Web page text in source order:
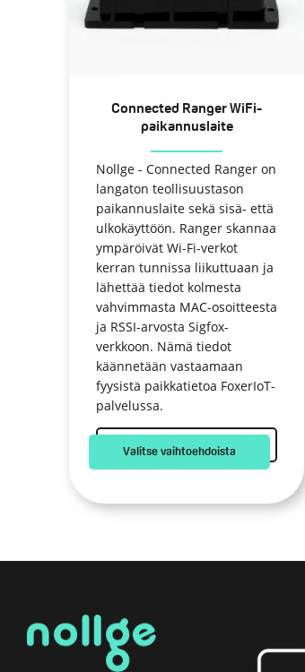
Connected Ranger WiFi-
paikannuslaite
Nollge - Connected Ranger on
langaton teollisuustason
paikannuslaite sekä sisä- että
ulkokäyttöön. Ranger skannaa
ympäröivät Wi-Fi-verkot
kerran tunnissa liikuttuaan ja
lähettää tiedot kolmesta
vahvimmasta MAC-osoitteesta
ja RSSI-arvosta Sigfox-
verkkoon. Nämä tiedot
käännetään vastaamaan
fyysistä paikkatietoa FoxerIoT-
palvelussa.
Valitse vaihtoehdoista
tehdä
valinnat